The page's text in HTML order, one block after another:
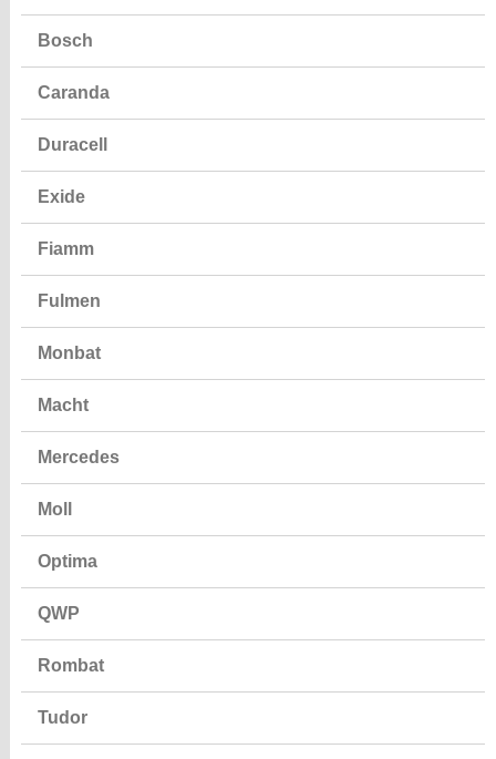
Bosch
Caranda
Duracell
Exide
Fiamm
Fulmen
Monbat
Macht
Mercedes
Moll
Optima
QWP
Rombat
Tudor